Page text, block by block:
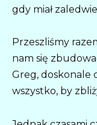
gdy miał
Przeszliśmy
nam się
Greg, doskonale
wszystko, by